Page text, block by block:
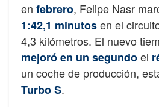
en febrero, Felipe Nasr
1:42,1 minutosen el
4,3 kilómetros. El nuevo
mejoró en un segundoel
un coche de producción,
Turbo S.